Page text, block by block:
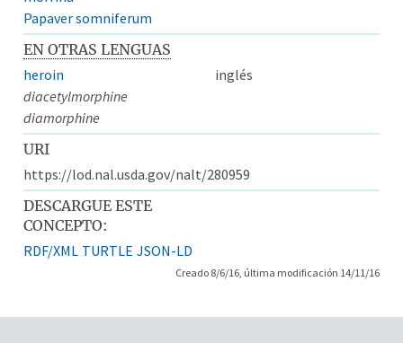
Papaver somniferum
EN OTRAS LENGUAS
heroin
inglés
diacetylmorphine
diamorphine
URI
https://lod.nal.usda.gov/nalt/280959
DESCARGUE ESTE
CONCEPTO:
RDF/XML TURTLE JSON-LD
Creado 8/6/16, última modificación 14/11/16